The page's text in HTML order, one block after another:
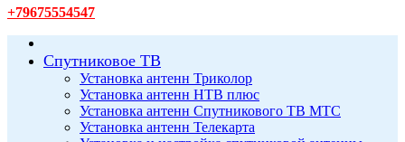
+79675554547
Спутниковое ТВ
Установка антенн Триколор
Установка антенн НТВ плюс
Установка антенн Спутникового ТВ МТС
Установка антенн Телекарта